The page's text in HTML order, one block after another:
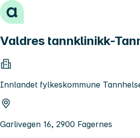
Hopp til innhold
Valdres tannklinikk-
Innlandet fylkeskommune
Garlivegen 16, 2900 Fagernes